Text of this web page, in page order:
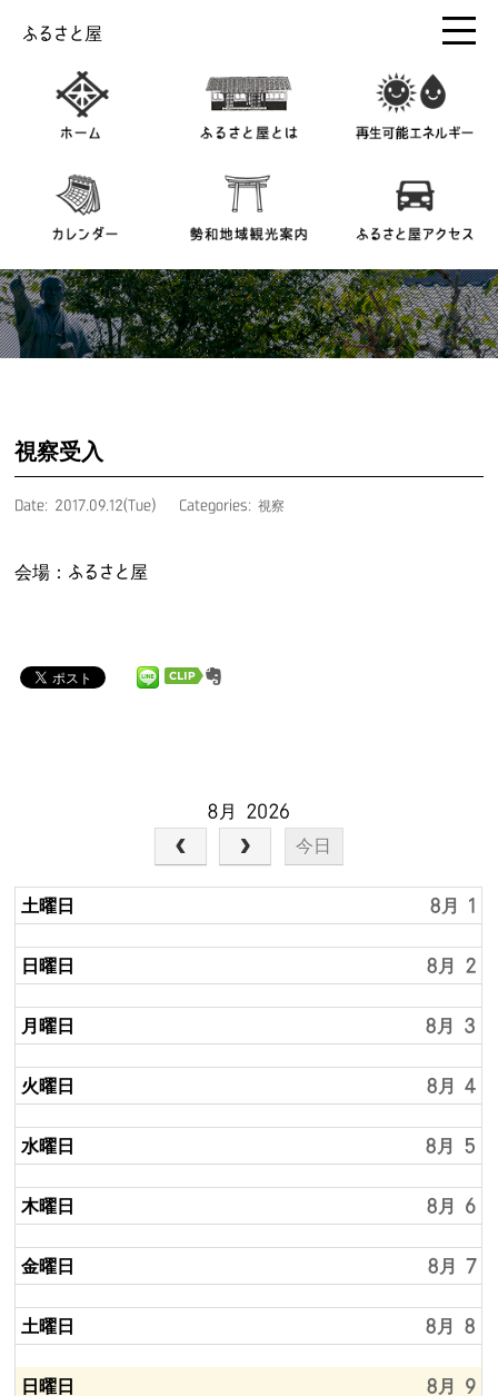
ふるさと屋
視察受入
Date: 2017.09.12(Tue) Categories: 視察
会場：ふるさと屋
8月 2026
今日
土曜日 8月 1
日曜日 8月 2
月曜日 8月 3
火曜日 8月 4
水曜日 8月 5
木曜日 8月 6
金曜日 8月 7
土曜日 8月 8
日曜日 8月 9